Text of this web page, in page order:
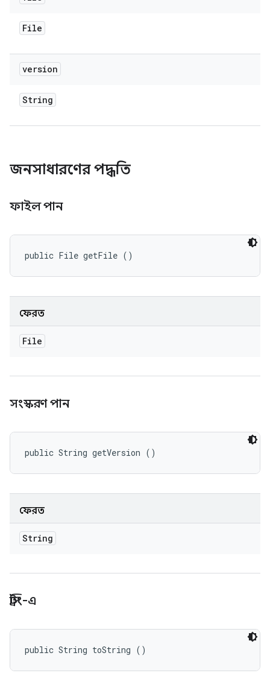
File
version
String
জনসাধারণের পদ্ধতি
ফাইল পান
public File getFile ()
ফেরত
File
সংস্করণ পান
public String getVersion ()
ফেরত
String
স্ট্রিং-এ
public String toString ()